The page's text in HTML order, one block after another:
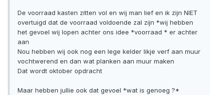
De voorraad kasten zitten vol en wij man lief en ik zijn NIET
overtuigd dat de voorraad voldoende zal zijn *wij hebben
het gevoel wij lopen achter ons idee *voorraad * er achter
aan
Nou hebben wij ook nog een lege kelder likje verf aan muur
vochtwerend en dan wat planken aan muur maken
Dat wordt oktober opdracht
Maar hebben jullie ook dat gevoel *wat is genoeg ?*